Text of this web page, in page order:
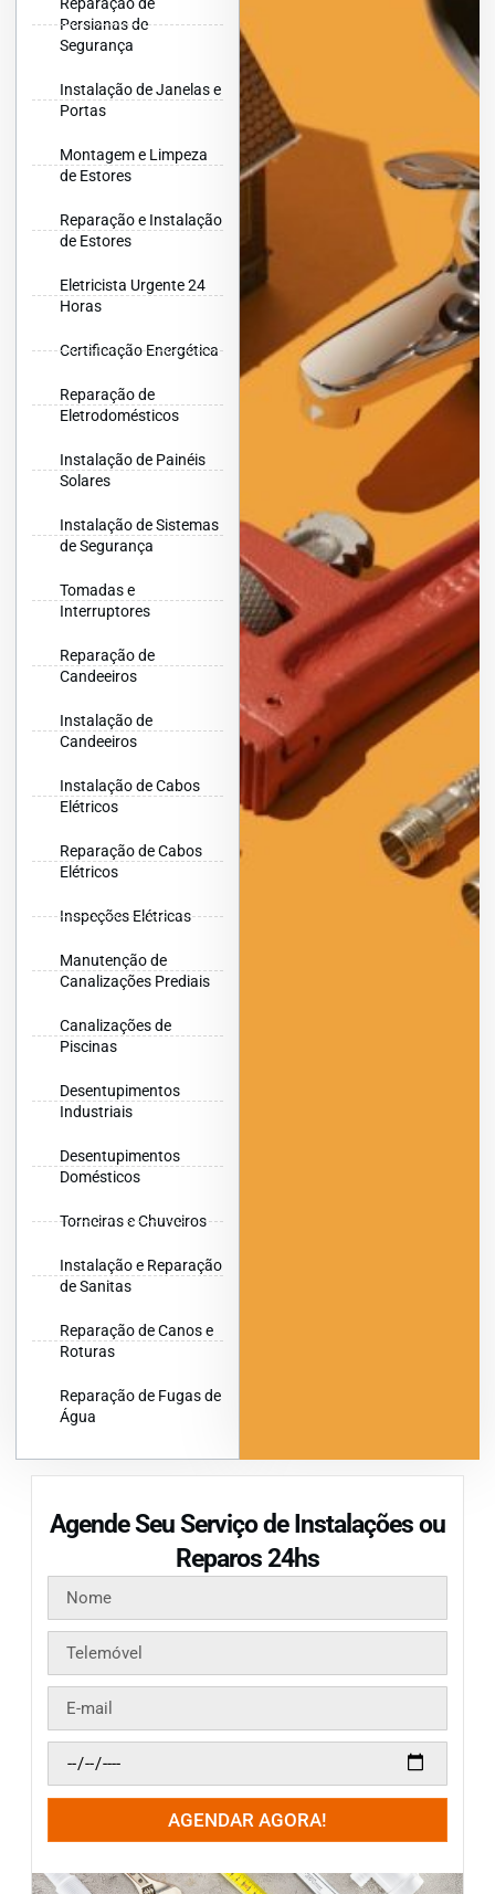
Persianas de
Segurança
Instalação de Janelas e
Portas
Montagem e Limpeza
de Estores
Reparação e Instalação
de Estores
Eletricista Urgente 24
Horas
Certificação Energética
Reparação de
Eletrodomésticos
Instalação de Painéis
Solares
Instalação de Sistemas
de Segurança
Tomadas e
Interruptores
Reparação de
Candeeiros
Instalação de
Candeeiros
Instalação de Cabos
Elétricos
Reparação de Cabos
Elétricos
Inspeções Elétricas
Manutenção de
Canalizações Prediais
Canalizações de
Piscinas
Desentupimentos
Industriais
Desentupimentos
Domésticos
Torneiras e Chuveiros
Instalação e Reparação
de Sanitas
Reparação de Canos e
Roturas
Reparação de Fugas de
Água
Agende Seu Serviço de Instalações ou
Reparos 24hs
AGENDAR AGORA!